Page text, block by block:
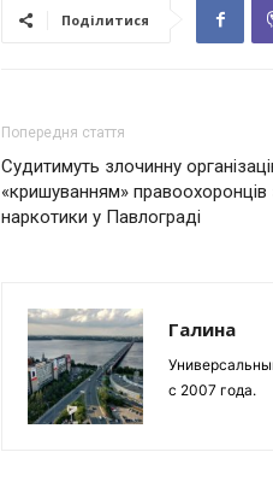
Поділитися
Попередня стаття
Судитимуть злочинну
«кришуванням» правоохоронців
наркотики у Павлограді
Галина
с 2007 года.